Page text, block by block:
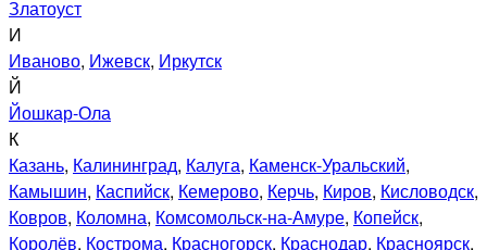
Златоуст
И
Иваново, Ижевск, Иркутск
Й
Йошкар-Ола
К
Казань, Калининград, Калуга, Каменск-Уральский,
Камышин, Каспийск, Кемерово, Керчь, Киров, Кисловодск,
Ковров, Коломна, Комсомольск-на-Амуре, Копейск,
Королёв, Кострома, Красногорск, Краснодар, Красноярск,